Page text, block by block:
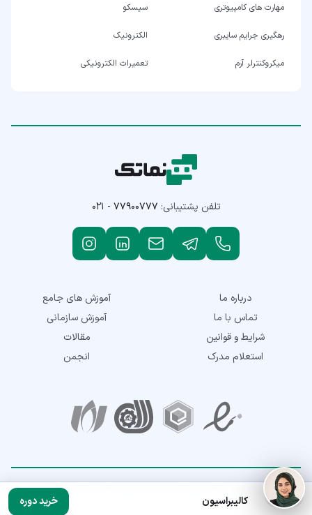
کالیبراسیون خرید دوره
مهارت های کامپیوتری سیسکو
رهگیری جرایم سایبری الکترونیک
میکروکنترلر آرم تعمیرات الکترونیکی
تلفن پشتیبانی: ۰۲۱ - ۷۷۹۰۰۷۷۷
درباره ما
تماس با ما
شرایط و قوانین
استعلام مدرک
آموزش های جامع
آموزش سازمانی
مقالات
انجمن
نمادهای اعتماد
تمامی حقوق این سایت متعلق به شرکت توسعه مهارت نماتک می‌باشد. © 2018-
2026